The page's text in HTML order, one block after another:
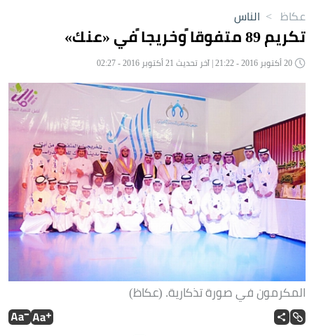
عكاظ > الناس
تكريم 89 متفوقا ًوخريجا ًفي «عنك»
المكرمون في صورة تذكارية. (عكاظ)